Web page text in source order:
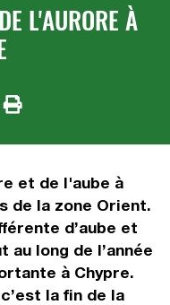
L'AURORE À
et de l'aube à
de la zone Orient.
d’aube et
long de l’année
à Chypre.
la fin de la